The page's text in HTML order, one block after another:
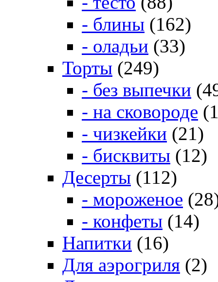
- блины (162)
- оладьи (33)
Торты (249)
- без выпечки
- на сковороде
- чизкейки (21)
- бисквиты (12)
Десерты (112)
- мороженое
- конфеты (14)
Напитки (16)
Для аэрогриля (2)